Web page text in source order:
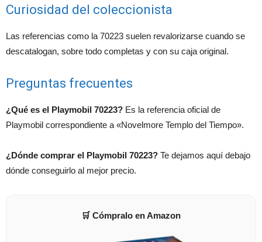
Curiosidad del coleccionista
Las referencias como la 70223 suelen revalorizarse cuando se
descatalogan, sobre todo completas y con su caja original.
Preguntas frecuentes
¿Qué es el Playmobil 70223? Es la referencia oficial de
Playmobil correspondiente a «Novelmore Templo del Tiempo».
¿Dónde comprar el Playmobil 70223? Te dejamos aquí debajo
dónde conseguirlo al mejor precio.
🛒 Cómpralo en Amazon